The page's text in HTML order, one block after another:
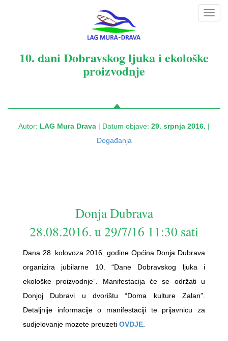
10. dani Dobravskog ljuka i ekološke
proizvodnje
Autor: LAG Mura Drava | Datum objave: 29. srpnja 2016. |
Događanja
Donja Dubrava
28.08.2016. u 29/7/16 11:30 sati
Dana 28. kolovoza 2016. godine Općina Donja Dubrava
organizira jubilarne 10. “Dane Dobravskog ljuka i
ekološke proizvodnje”. Manifestacija će se održati u
Donjoj Dubravi u dvorištu “Doma kulture Zalan”.
Detaljnije informacije o manifestaciji te prijavnicu za
sudjelovanje mozete preuzeti OVDJE